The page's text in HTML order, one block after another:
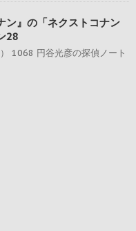
ン』の「ネクストコナン
28
1068 円谷光彦の探偵ノート